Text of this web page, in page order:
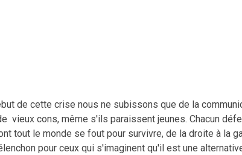
de cette crise nous ne subissons que de la
vieux cons, même s'ils paraissent jeunes. Chacun
tout le monde se fout pour survivre, de la droite à la
pour ceux qui s'imaginent qu'il est une